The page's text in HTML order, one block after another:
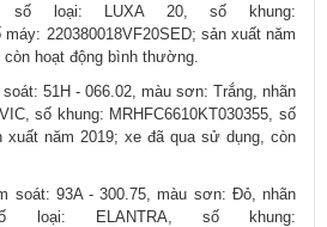
số loại: LUXA 20, số khung:
220380018VF20SED; sản xuất năm
hoạt động bình thường.
51H - 066.02, màu sơn: Trắng, nhãn
số khung: MRHFC6610KT030355, số
xuất năm 2019; xe đã qua sử dụng, còn
soát: 93A - 300.75, màu sơn: Đỏ, nhãn
loại: ELANTRA, số khung: